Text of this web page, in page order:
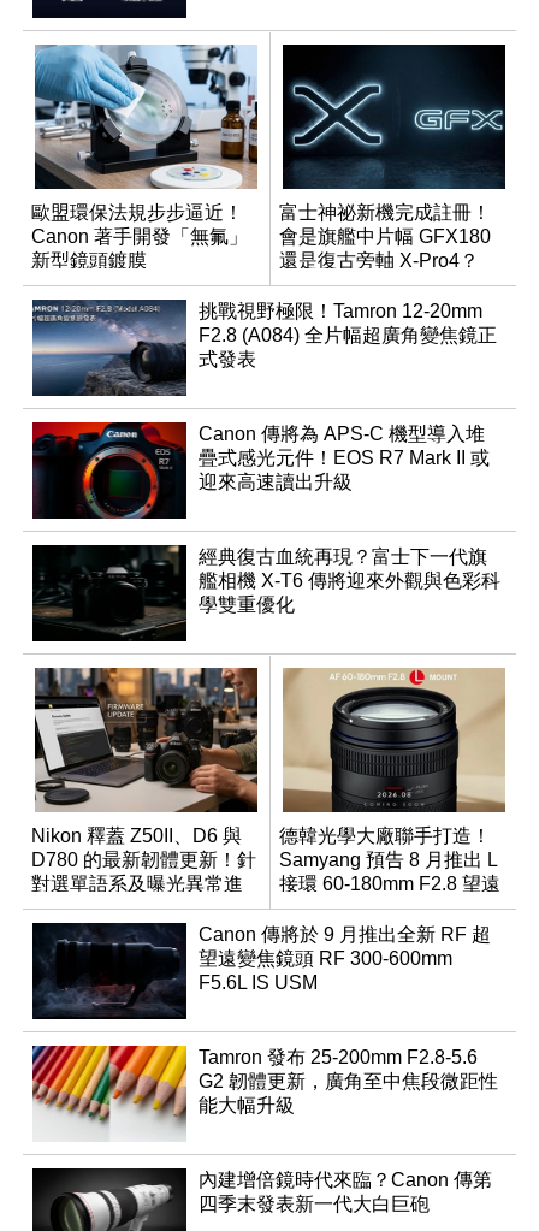
歐盟環保法規步步逼近！
Canon 著手開發「無氟」
新型鏡頭鍍膜
富士神祕新機完成註冊！
會是旗艦中片幅 GFX180
還是復古旁軸 X-Pro4？
挑戰視野極限！Tamron 12-20mm
F2.8 (A084) 全片幅超廣角變焦鏡正
式發表
Canon 傳將為 APS-C 機型導入堆
疊式感光元件！EOS R7 Mark II 或
迎來高速讀出升級
經典復古血統再現？富士下一代旗
艦相機 X-T6 傳將迎來外觀與色彩科
學雙重優化
Nikon 釋蓋 Z50II、D6 與
D780 的最新韌體更新！針
對選單語系及曝光異常進
行修復
德韓光學大廠聯手打造！
Samyang 預告 8 月推出 L
接環 60-180mm F2.8 望遠
變焦鏡
Canon 傳將於 9 月推出全新 RF 超
望遠變焦鏡頭 RF 300-600mm
F5.6L IS USM
Tamron 發布 25-200mm F2.8-5.6
G2 韌體更新，廣角至中焦段微距性
能大幅升級
內建增倍鏡時代來臨？Canon 傳第
四季末發表新一代大白巨砲